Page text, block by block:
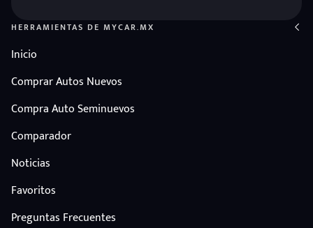
HERRAMIENTAS DE MYCAR.MX
Inicio
Comprar Autos Nuevos
Compra Auto Seminuevos
Comparador
Noticias
Favoritos
Preguntas Frecuentes